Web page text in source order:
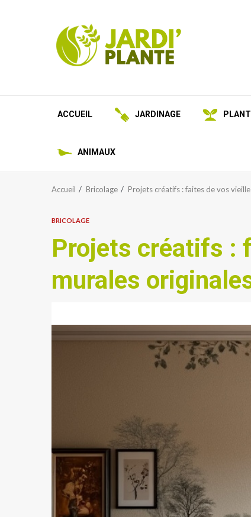
ACCUEIL JARDINAGE
ANIMAUX
Accueil Bricolage Projets créatifs : faites de vos
BRICOLAGE
Projets créatifs :
murales